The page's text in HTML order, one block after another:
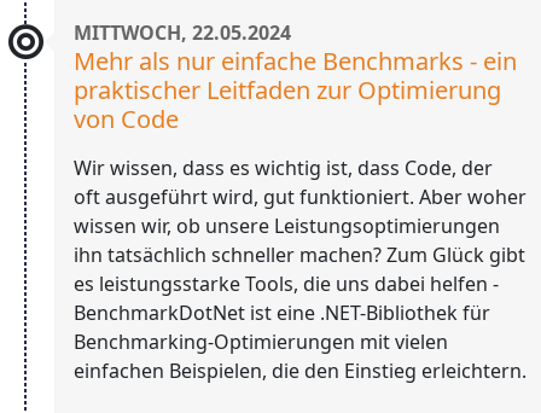
MITTWOCH, 22.05.2024
Mehr als nur einfache Benchmarks - ein
praktischer Leitfaden zur Optimierung
von Code
Wir wissen, dass es wichtig ist, dass Code, der
oft ausgeführt wird, gut funktioniert. Aber woher
wissen wir, ob unsere Leistungsoptimierungen
ihn tatsächlich schneller machen? Zum Glück gibt
es leistungsstarke Tools, die uns dabei helfen -
BenchmarkDotNet ist eine .NET-Bibliothek für
Benchmarking-Optimierungen mit vielen
einfachen Beispielen, die den Einstieg erleichtern.